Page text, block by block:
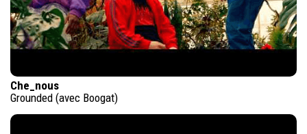
Che_nous
Grounded (avec Boogat)